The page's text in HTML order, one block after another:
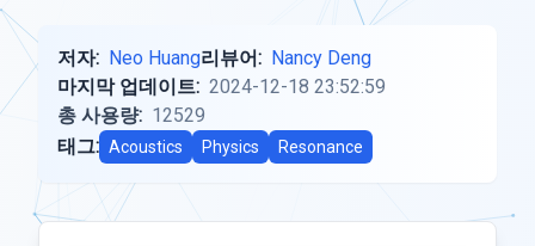
저자: Neo Huang리뷰어: Nancy Deng
마지막 업데이트: 2024-12-18 23:52:59
총 사용량: 12529
태그: Acoustics Physics Resonance